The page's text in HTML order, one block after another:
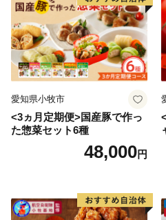
愛知県小牧市
<3ヵ月定期便>国産豚で作っ
た惣菜セット6種
48,000円